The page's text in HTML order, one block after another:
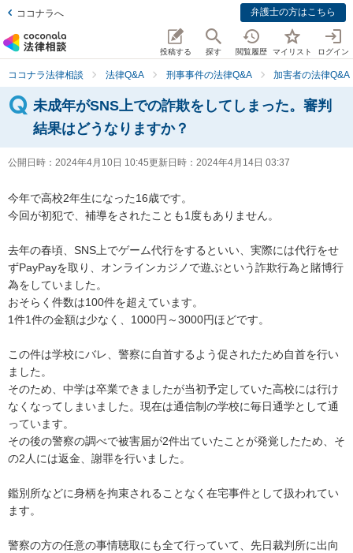
ココナラへ 弁護士の方はこちら
投稿する 探す 閲覧履歴 マイリスト ログイン
ココナラ法律相談 法律Q&A 刑事事件の法律Q&A 加害者の法律Q&A
未成年がSNS上での詐欺をしてしまった。審判
結果はどうなりますか？
公開日時： 2024年4月10日 10:45更新日時： 2024年4月14日 03:37
今年で高校2年生になった16歳です。
今回が初犯で、補導をされたことも1度もありません。
去年の春頃、SNS上でゲーム代行をするといい、実際には代行をせ
ずPayPayを取り、オンラインカジノで遊ぶという詐欺行為と賭博行
為をしていました。
おそらく件数は100件を超えています。
1件1件の金額は少なく、1000円～3000円ほどです。
この件は学校にバレ、警察に自首するよう促されたため自首を行い
ました。
そのため、中学は卒業できましたが当初予定していた高校には行け
なくなってしまいました。現在は通信制の学校に毎日通学として通
っています。
その後の警察の調べで被害届が2件出ていたことが発覚したため、そ
の2人には返金、謝罪を行いました。
鑑別所などに身柄を拘束されることなく在宅事件として扱われてい
ます。
警察の方の任意の事情聴取にも全て行っていて、先日裁判所に出向